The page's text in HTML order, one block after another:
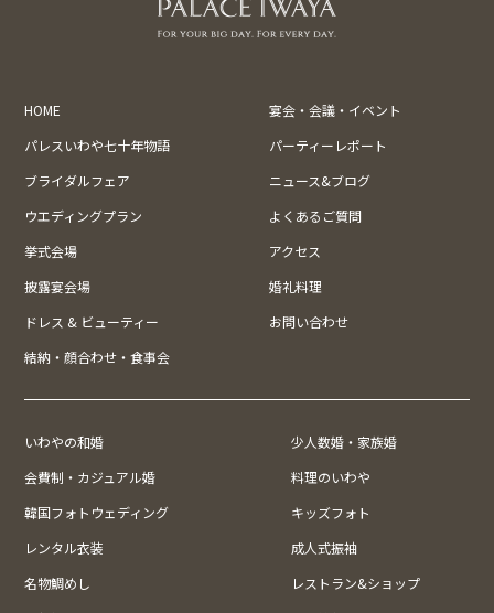
HOME
宴会・会議・イベント
パレスいわや七十年物語
パーティーレポート
ブライダルフェア
ニュース&ブログ
ウエディングプラン
よくあるご質問
挙式会場
アクセス
披露宴会場
婚礼料理
ドレス & ビューティー
お問い合わせ
結納・顔合わせ・食事会
いわやの和婚
少人数婚・家族婚
会費制・カジュアル婚
料理のいわや
韓国フォトウェディング
キッズフォト
レンタル衣装
成人式振袖
名物鯛めし
レストラン&ショップ